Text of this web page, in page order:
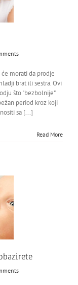
morati da prodje
brat ili sestra. Ovi
što "bezbolnije"
period kroz koji
sa [...]
Read More